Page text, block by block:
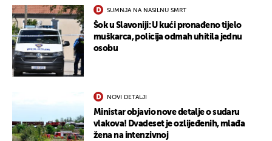
SUMNJA NA NASILNU SMRT
Šok u Slavoniji: U kući pronađeno tijelo
muškarca, policija odmah uhitila jednu
osobu
NOVI DETALJI
Ministar objavio nove detalje o sudaru
vlakova! Dvadeset je ozlijeđenih, mlađa
žena na intenzivnoj